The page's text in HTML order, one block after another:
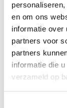
en om ons
informatie over
partners voor
partners
informatie die
verzameld op
Gratisverzending vanaf
Verzending v.a. €1,95
100% waterproof
Premium stainless steel
Omschrijving
Met deze
je hebt, ze